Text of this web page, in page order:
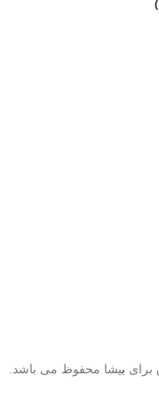
برای بیشا محفوظ می باشد.